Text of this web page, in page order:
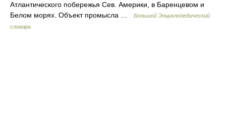
Атлантического побережья Сев. Америки, в Баренцевом и
Белом морях. Объект промысла …
Большой Энциклопедический
словарь